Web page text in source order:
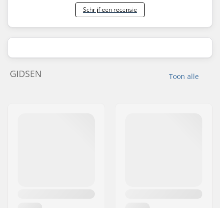
Schrijf een recensie
Toon alle
GIDSEN